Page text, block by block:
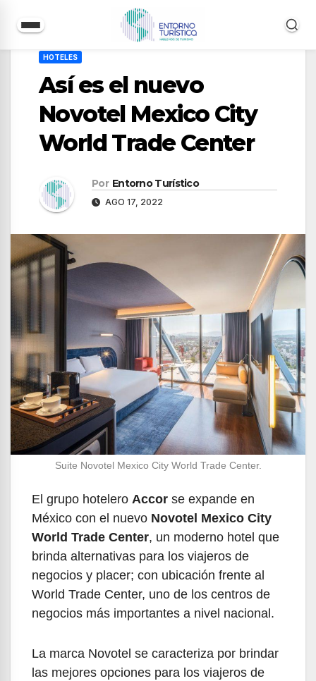
contenido
HOTELES
Así es el nuevo
Novotel Mexico City
World Trade Center
Por Entorno Turístico
AGO 17, 2022
Suite Novotel Mexico City World Trade Center.
El grupo hotelero Accor se expande en
México con el nuevo Novotel Mexico City
World Trade Center, un moderno hotel que
brinda alternativas para los viajeros de
negocios y placer; con ubicación frente al
World Trade Center, uno de los centros de
negocios más importantes a nivel nacional.
La marca Novotel se caracteriza por brindar
las mejores opciones para los viajeros de